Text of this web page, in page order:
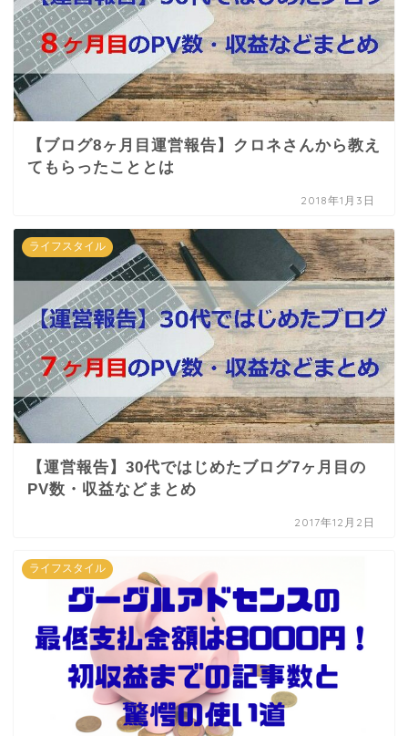
【ブログ8ヶ月目運営報告】クロネさんから教え
てもらったこととは
2018年1月3日
ライフスタイル
【運営報告】30代ではじめたブログ7ヶ月目の
PV数・収益などまとめ
2017年12月2日
ライフスタイル